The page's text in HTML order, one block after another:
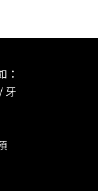
：
牙